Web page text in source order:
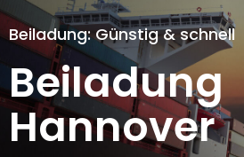
Beiladung: Günstig & schnell
Beiladung
Hannover